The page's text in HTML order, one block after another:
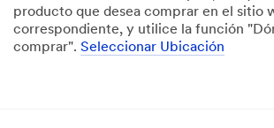
parties,
U.S. but
always
producto que desea comprar en el sitio
correspondiente, y utilice la función
comprar". Seleccionar Ubicación